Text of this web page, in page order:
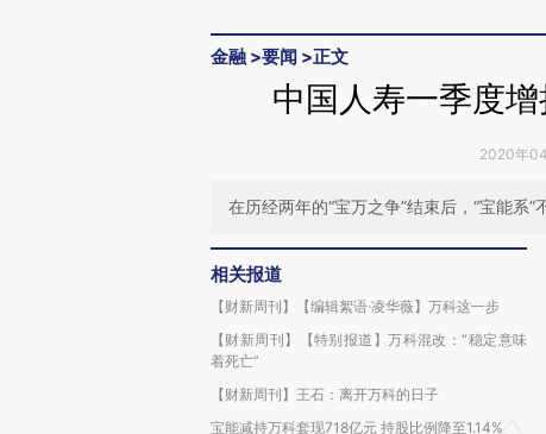
金融 >要闻 >正文
中国人寿一季度
2020年
在历经两年的“宝万之争”结束后，“宝能系
相关报道
【财新周刊】【编辑絮语·凌华薇】万科这一步
【财新周刊】【特别报道】万科混改：“稳定意味
着死亡”
【财新周刊】王石：离开万科的日子
宝能减持万科套现718亿元 持股比例降至1.14%